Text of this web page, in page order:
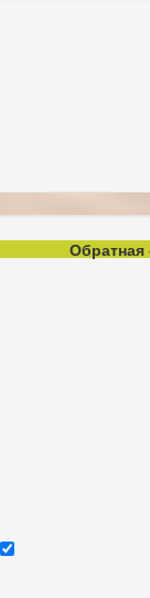
Обратная